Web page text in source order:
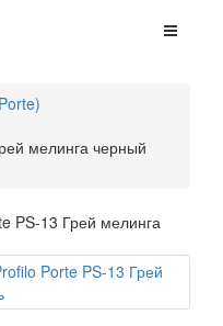
мелинга черный
PS-13 Грей мелинга